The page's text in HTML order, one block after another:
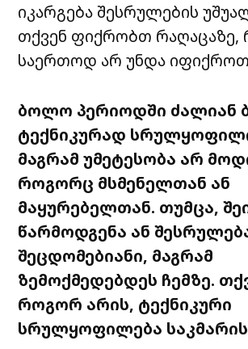
იკარგება შესრულების
თქვენ ფიქრობთ რაღაცაზე,
საერთოდ არ უნდა იფიქროთ
ბოლო პერიოდში ძალიან
ტექნიკურად
მაგრამ უმეტესობა არ
როგორც მსმენელთან ან
მაყურებელთან. თუმცა,
წარმოდგენა ან
შეცდომებიანი, მაგრამ
ზემოქმედებდეს ჩემზე.
როგორ არის, ტექნიკური
სრულყოფილება